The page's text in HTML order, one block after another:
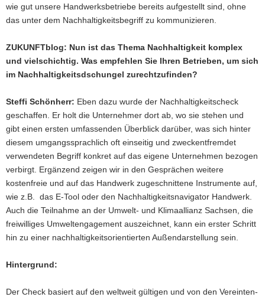
wie gut unsere Handwerksbetriebe bereits aufgestellt sind, ohne
das unter dem Nachhaltigkeitsbegriff zu kommunizieren.
ZUKUNFTblog: Nun ist das Thema Nachhaltigkeit komplex
und vielschichtig. Was empfehlen Sie Ihren Betrieben, um sich
im Nachhaltigkeitsdschungel zurechtzufinden?
Steffi Schönherr: Eben dazu wurde der Nachhaltigkeitscheck
geschaffen. Er holt die Unternehmer dort ab, wo sie stehen und
gibt einen ersten umfassenden Überblick darüber, was sich hinter
diesem umgangssprachlich oft einseitig und zweckentfremdet
verwendeten Begriff konkret auf das eigene Unternehmen bezogen
verbirgt. Ergänzend zeigen wir in den Gesprächen weitere
kostenfreie und auf das Handwerk zugeschnittene Instrumente auf,
wie z.B. das E-Tool oder den Nachhaltigkeitsnavigator Handwerk.
Auch die Teilnahme an der Umwelt- und Klimaallianz Sachsen, die
freiwilliges Umweltengagement auszeichnet, kann ein erster Schritt
hin zu einer nachhaltigkeitsorientierten Außendarstellung sein.
Hintergrund:
Der Check basiert auf den weltweit gültigen und von den Vereinten-